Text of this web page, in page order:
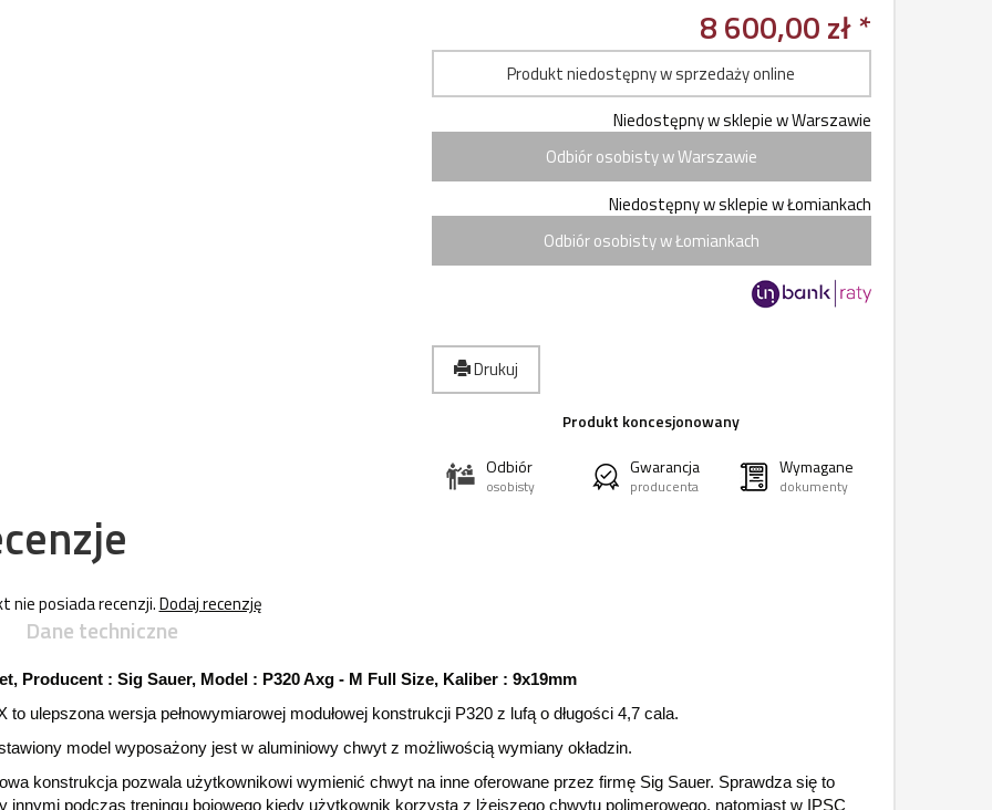
8 600,00 zł *
Produkt niedostępny w sprzedaży online
Niedostępny w sklepie w Warszawie
Odbiór osobisty w Warszawie
Niedostępny w sklepie w Łomiankach
Odbiór osobisty w Łomiankach
Drukuj
Produkt koncesjonowany
Odbiór
osobisty
Gwarancja
producenta
Wymagane
dokumenty
nie posiada recenzji.Dodaj recenzję
Dane techniczne
Producent : Sig Sauer, Model : P320 Axg - M Full Size, Kaliber : 9x19mm
to ulepszona wersja pełnowymiarowej modułowej konstrukcji P320 z lufą o długości 4,7 cala.
model wyposażony jest w aluminiowy chwyt z możliwością wymiany okładzin.
konstrukcja pozwala użytkownikowi wymienić chwyt na inne oferowane przez firmę Sig Sauer. Sprawdza się to
innymi podczas treningu bojowego kiedy użytkownik korzysta z lżejszego chwytu polimerowego, natomiast w IPSC